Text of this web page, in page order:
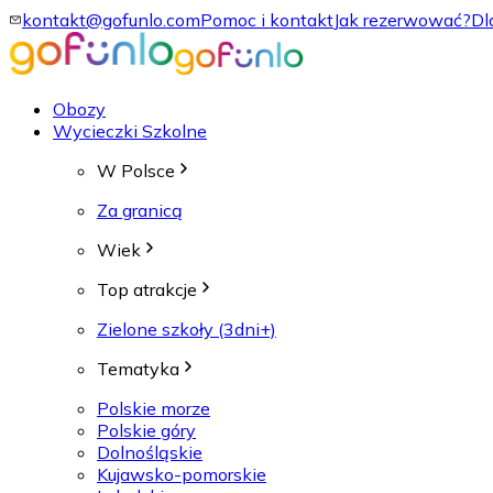
kontakt@gofunlo.comPomoc i kontaktJak rezerwować?
Obozy
Wycieczki Szkolne
W Polsce
Za granicą
Wiek
Top atrakcje
Zielone szkoły (3dni+)
Tematyka
Polskie morze
Polskie góry
Dolnośląskie
Kujawsko-pomorskie